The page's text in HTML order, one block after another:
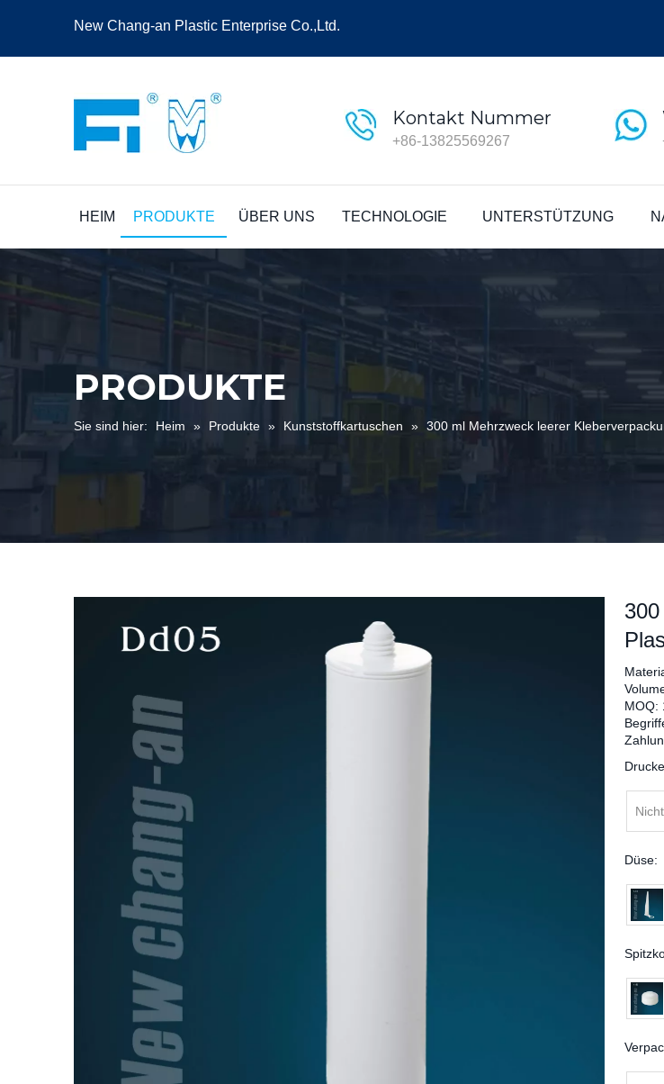
New Chang-an Plastic Enterprise Co.,Ltd.
Kontakt Nummer
+86-13825569267
HEIM PRODUKTE ÜBER UNS TECHNOLOGIE UNTERSTÜTZUNG
PRODUKTE
Sie sind hier: Heim » Produkte » Kunststoffkartuschen » 300 ml Mehrzweck leerer
MOQ:
Düse: